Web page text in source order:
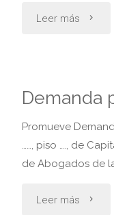
sin
Leer más "Medida
Demanda
Promueve
……, piso …., de
de Abogados de
Leer más